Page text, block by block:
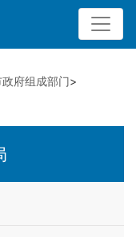
政府组成部门>